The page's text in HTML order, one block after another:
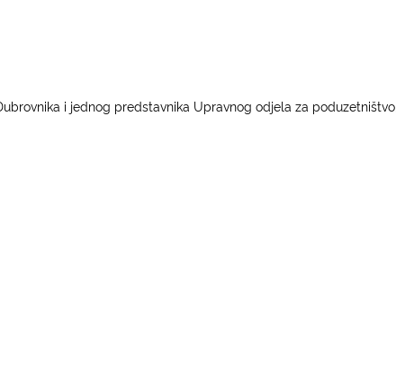
i jednog predstavnika Upravnog odjela za poduzetništvo,